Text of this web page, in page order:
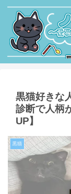
黒猫好きな
診断で人柄
UP】
黒猫